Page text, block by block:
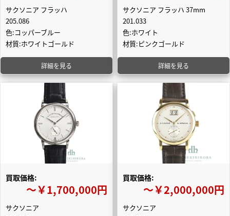
サクソニア フラッハ
205.086
色:コッパーブルー
材質:ホワイトゴールド
詳細を見る
サクソニア フラッハ 37mm
201.033
色:ホワイト
材質:ピンクゴールド
詳細を見る
買取価格:
〜￥1,700,000円
サクソニア
買取価格:
〜￥2,000,000円
サクソニア